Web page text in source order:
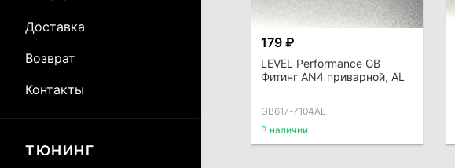
179 ₽
LEVEL Performance GB
Фитинг AN4 приварной, AL
GB617-7104AL
В наличии
Доставка
Возврат
Контакты
ТЮНИНГ